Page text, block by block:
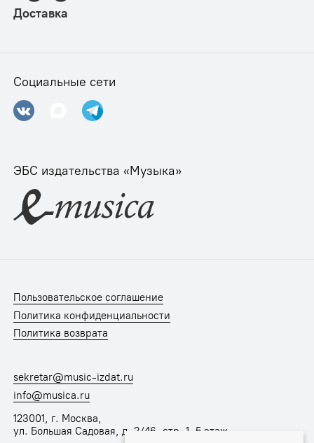
Доставка
Социальные сети
ЭБС издательства «Музыка»
Пользовательское соглашение
Политика конфиденциальности
Политика возврата
sekretar@music-izdat.ru
info@musica.ru
123001, г. Москва,
ул. Большая Садовая, д. 2/46, стр. 1, 5 этаж